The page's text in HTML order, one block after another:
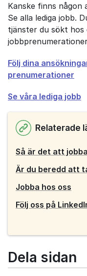
Kanske finns någon
Se alla lediga jobb.
tjänster du sökt hos
Följ dina
prenumerationer
Öppnas
i
fönster
Se våra lediga jobb
Relaterade
Så är det att
Är du beredd att
Jobba hos oss
Följ oss på
Dela sidan